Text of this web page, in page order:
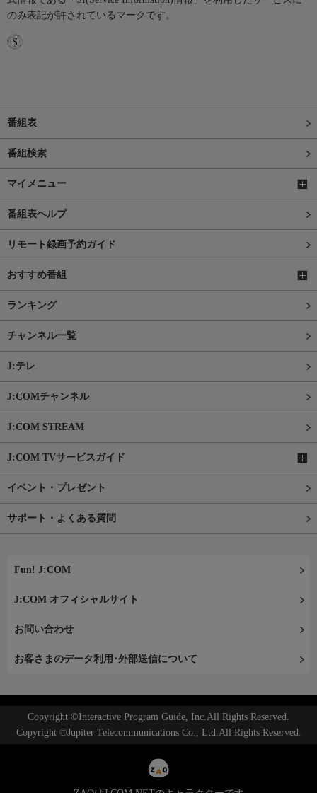
のみ表記が許されているマークです。
番組表
番組検索
マイメニュー
番組表ヘルプ
リモート録画予約ガイド
おすすめ番組
ランキング
チャンネル一覧
J:テレ
J:COMチャンネル
J:COM STREAM
J:COM TVサービスガイド
イベント・プレゼント
サポート・よくある質問
Fun! J:COM
J:COM オフィシャルサイト
お問い合わせ
お客さまのデータ利用･外部送信について
Copyright ©Interactive Program Guide, Inc.All Rights Reserved.
Copyright ©Jupiter Telecommunications Co., Ltd.All Rights Reserved.